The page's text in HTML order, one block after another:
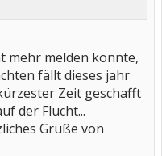
mehr melden konnte,
fällt dieses jahr
Zeit geschafft
der Flucht...
Grüße von